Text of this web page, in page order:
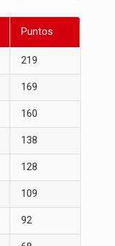
Puntos
219
169
160
138
128
109
92